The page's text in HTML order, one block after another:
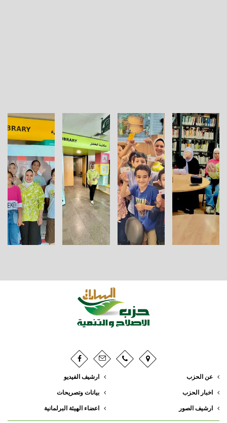
عن الحزب
اخبار الحزب
ارشيف الصور
ارشيف الفيديو
بيانات وتصريحات
اعضاء الهيئة البرلمانية